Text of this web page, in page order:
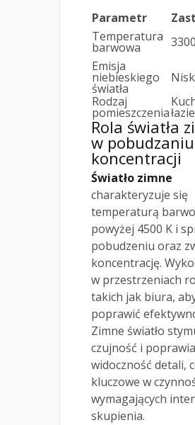
Parametr
Temperatura
barwowa
Emisja
niebieskiego
światła
Rodzaj
pomieszczenia
Rola światła
w
koncentracji
Światło zimne
charakteryzuje się
temperaturą
powyżej 4500 K i
pobudzeniu oraz
koncentrację.
w przestrzeniach
takich jak biura,
poprawić
Zimne światło
czujność i poprawia
widoczność detali,
kluczowe w
wymagających
skupienia.